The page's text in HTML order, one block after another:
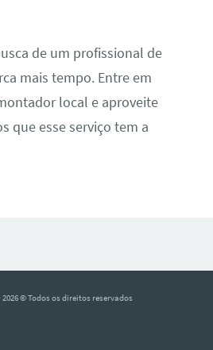
de um profissional de
mais tempo. Entre em
local e aproveite
que esse serviço tem a
· 2026 © Todos os direitos reservados